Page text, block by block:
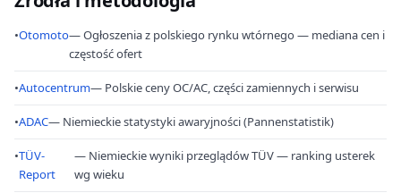
•Otomoto— Ogłoszenia z polskiego rynku wtórnego — mediana cen i
częstość ofert
•Autocentrum— Polskie ceny OC/AC, części zamiennych i serwisu
•ADAC— Niemieckie statystyki awaryjności (Pannenstatistik)
•TÜV-
Report
— Niemieckie wyniki przeglądów TÜV — ranking usterek
wg wieku